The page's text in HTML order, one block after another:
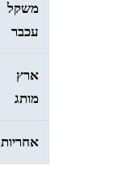
משקל
עכבר
ארץ
מותג
אחריות